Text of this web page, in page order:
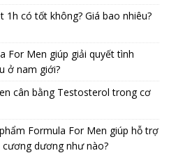
1h có tốt không? Giá bao nhiêu?
For Men giúp giải quyết tình
ở nam giới?
cân bằng Testosterol trong cơ
Formula For Men giúp hỗ trợ
dương như nào?